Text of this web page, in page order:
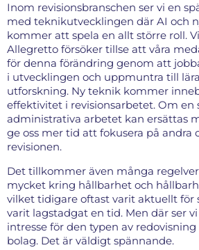
Inom revisionsbranschen ser vi en
med teknikutvecklingen där AI och
kommer att spela en allt större roll.
Allegretto försöker tillse att våra
för denna förändring genom att
i utvecklingen och uppmuntra till
utforskning. Ny teknik kommer
effektivitet i revisionsarbetet. Om en
administrativa arbetet kan ersättas
ge oss mer tid att fokusera på andra
revisionen.
Det tillkommer även många
mycket kring hållbarhet och
vilket tidigare oftast varit aktuellt för
varit lagstadgat en tid. Men där ser
intresse för den typen av
bolag. Det är väldigt spännande.